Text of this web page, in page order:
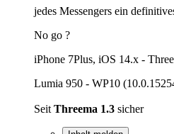
jedes Messengers ein
No go ?
iPhone 7Plus, iOS 14.x -
Lumia 950 - WP10
Seit Threema 1.3 sicher